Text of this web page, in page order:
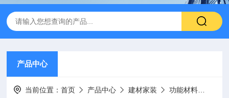
产品中心
当前位置：首页 产品中心 建材家装 功能材料